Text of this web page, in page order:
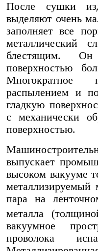
После сушки
выделяют очень
заполняет все
металлический
блестящим. Он
поверхностью
Многократное
распылением и
гладкую
с механически
поверхностью.
выпускает
высоком вакууме
металлизируемый
пара на
металла
вакуумное
проволока